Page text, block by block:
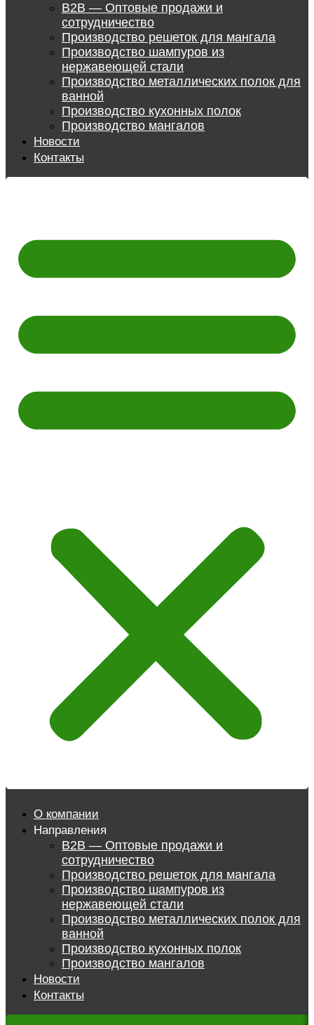
B2B — Оптовые продажи и
сотрудничество
Производство решеток для мангала
Производство шампуров из
нержавеющей стали
Производство металлических полок для
ванной
Производство кухонных полок
Производство мангалов
Новости
Контакты
О компании
Направления
B2B — Оптовые продажи и
сотрудничество
Производство решеток для мангала
Производство шампуров из
нержавеющей стали
Производство металлических полок для
ванной
Производство кухонных полок
Производство мангалов
Новости
Контакты